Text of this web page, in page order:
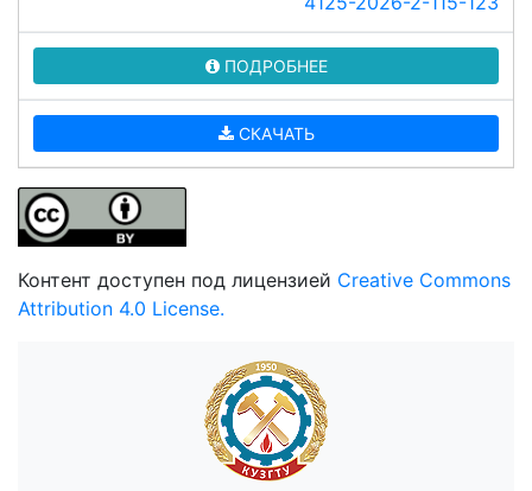
ПОДРОБНЕЕ
СКАЧАТЬ
Контент доступен под лицензией Creative Commons
Attribution 4.0 License.